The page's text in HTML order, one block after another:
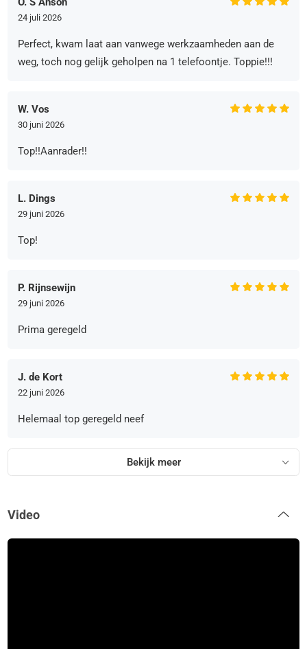
24 juli 2026
Perfect, kwam laat aan vanwege werkzaamheden aan de
weg, toch nog gelijk geholpen na 1 telefoontje. Toppie!!!
W. Vos
30 juni 2026
Top!!Aanrader!!
L. Dings
29 juni 2026
Top!
P. Rijnsewijn
29 juni 2026
Prima geregeld
J. de Kort
22 juni 2026
Helemaal top geregeld neef
Bekijk meer
Video